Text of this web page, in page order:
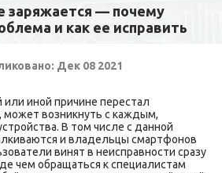
заряжается — почему
и как ее исправить
Дек 08 2021
или иной причине перестал
может возникнуть с каждым,
В том числе с данной
и владельцы смартфонов
винят в неисправности сразу
чем обращаться к специалистам